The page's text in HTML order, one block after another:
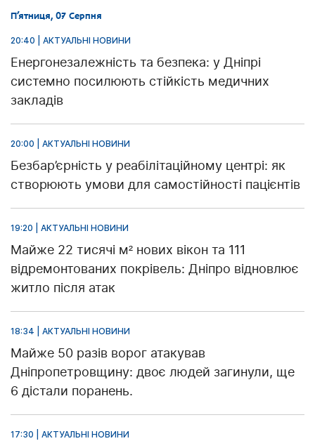
П’ятниця, 07 Серпня
20:40 | АКТУАЛЬНІ НОВИНИ
Енергонезалежність та безпека: у Дніпрі
системно посилюють стійкість медичних
закладів
20:00 | АКТУАЛЬНІ НОВИНИ
Безбар’єрність у реабілітаційному центрі: як
створюють умови для самостійності пацієнтів
19:20 | АКТУАЛЬНІ НОВИНИ
Майже 22 тисячі м² нових вікон та 111
відремонтованих покрівель: Дніпро відновлює
житло після атак
18:34 | АКТУАЛЬНІ НОВИНИ
Майже 50 разів ворог атакував
Дніпропетровщину: двоє людей загинули, ще
6 дістали поранень.
17:30 | АКТУАЛЬНІ НОВИНИ